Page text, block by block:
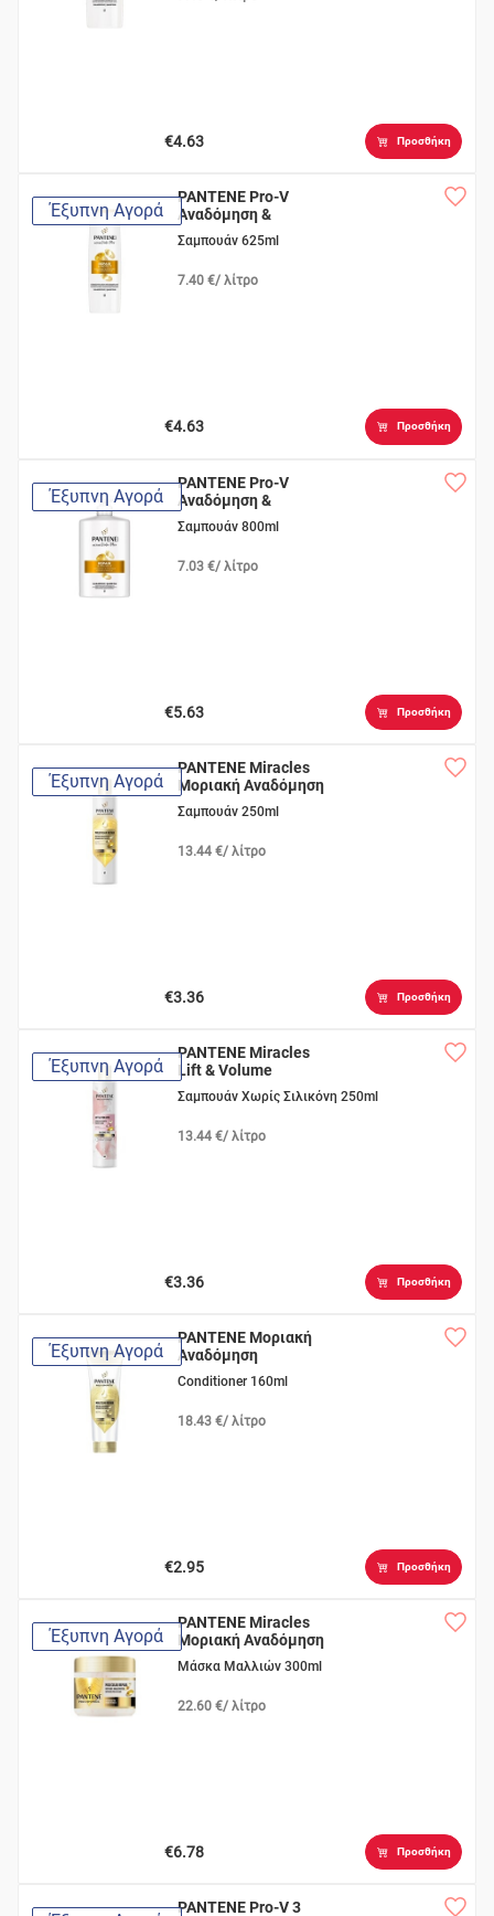
€4.63 Προσθήκη
Έξυπνη Αγορά
PANTENE Pro-V
Αναδόμηση &
Προστασία
Σαμπουάν 625ml
7.40 €/ λίτρο
€4.63 Προσθήκη
Έξυπνη Αγορά
PANTENE Pro-V
Αναδόμηση &
Προστασία
Σαμπουάν 800ml
7.03 €/ λίτρο
€5.63 Προσθήκη
Έξυπνη Αγορά
PANTENE Miracles
Μοριακή Αναδόμηση
Σαμπουάν 250ml
13.44 €/ λίτρο
€3.36 Προσθήκη
Έξυπνη Αγορά
PANTENE Miracles
Lift & Volume
Σαμπουάν Χωρίς Σιλικόνη 250ml
13.44 €/ λίτρο
€3.36 Προσθήκη
Έξυπνη Αγορά
PANTENE Μοριακή
Αναδόμηση
Conditioner 160ml
18.43 €/ λίτρο
€2.95 Προσθήκη
Έξυπνη Αγορά
PANTENE Miracles
Μοριακή Αναδόμηση
Μάσκα Μαλλιών 300ml
22.60 €/ λίτρο
€6.78 Προσθήκη
PANTENE Pro-V 3